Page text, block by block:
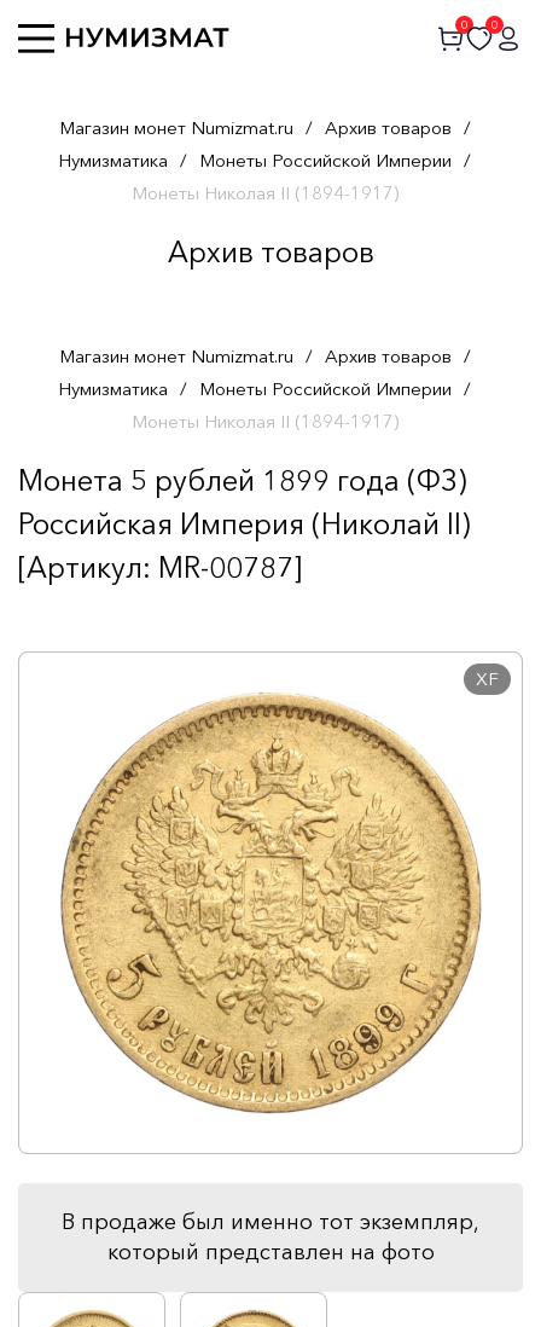
0 0
Магазин монет Numizmat.ru / Архив товаров /
Нумизматика / Монеты Российской Империи /
Монеты Николая II (1894-1917)
Архив товаров
Магазин монет Numizmat.ru / Архив товаров /
Нумизматика / Монеты Российской Империи /
Монеты Николая II (1894-1917)
Монета 5 рублей 1899 года (ФЗ)
Российская Империя (Николай II)
[Артикул: MR-00787]
XF
В продаже был именно тот экземпляр,
который представлен на фото